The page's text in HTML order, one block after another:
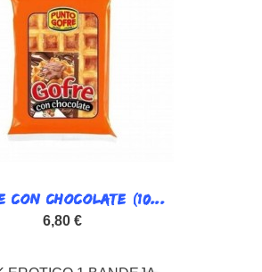
CON CHOCOLATE (10...
6,80 €